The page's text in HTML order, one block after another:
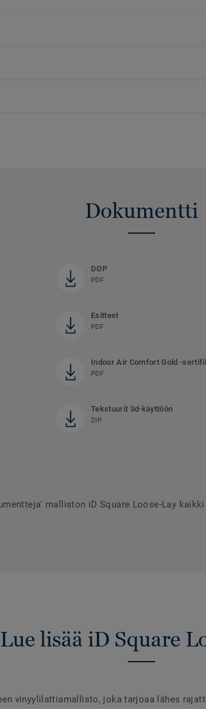
Dokumentti
DOP
PDF
Esitteet
PDF
Indoor Air Comfort Gold -
PDF
Tekstuurit 3d-käyttöön
ZIP
malliston iD Square Loose-Lay
Lue lisää iD Square
vinyylilattiamallisto, joka tarjoaa lähes